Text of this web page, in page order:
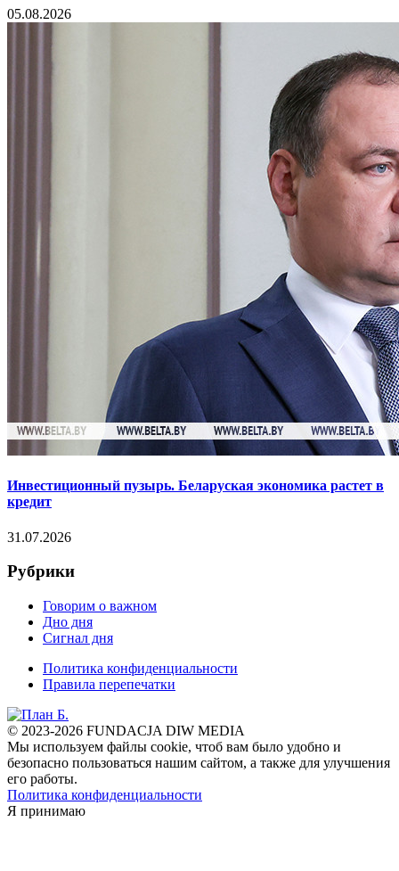
05.08.2026
Инвестиционный пузырь. Беларуская экономика растет в
кредит
31.07.2026
Рубрики
Говорим о важном
Дно дня
Сигнал дня
Политика конфиденциальности
Правила перепечатки
© 2023-2026 FUNDACJA DIW MEDIA
Мы используем файлы cookie, чтоб вам было удобно и
безопасно пользоваться нашим сайтом, а также для улучшения
его работы.
Политика конфиденциальности
Я принимаю